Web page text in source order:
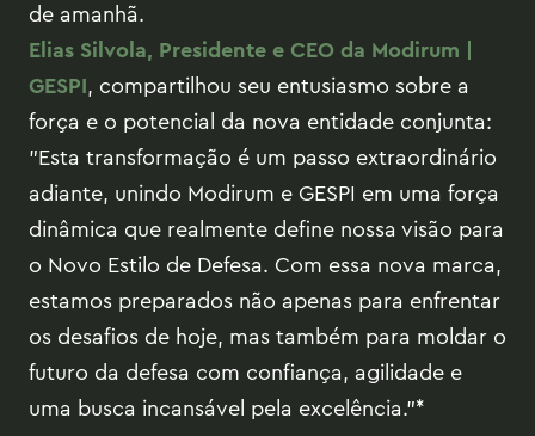
de amanhã.
Elias Silvola, Presidente e CEO da Modirum |
GESPI, compartilhou seu entusiasmo sobre a
força e o potencial da nova entidade conjunta:
"Esta transformação é um passo extraordinário
adiante, unindo Modirum e GESPI em uma força
dinâmica que realmente define nossa visão para
o Novo Estilo de Defesa. Com essa nova marca,
estamos preparados não apenas para enfrentar
os desafios de hoje, mas também para moldar o
futuro da defesa com confiança, agilidade e
uma busca incansável pela excelência."*